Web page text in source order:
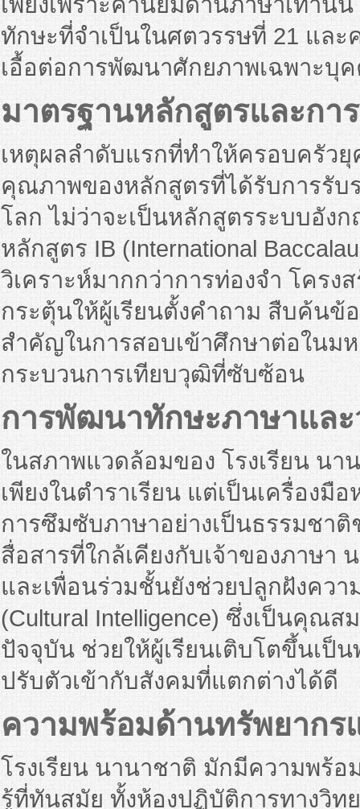
ทักษะที่จำเป็นในศตวรรษที่ 21 แล
เอื้อต่อการพัฒนาศักยภาพเฉพาะบุ
มาตรฐานหลักสูตรและกา
เหตุผลลำดับแรกที่ทำให้ครอบครัว
คุณภาพของหลักสูตรที่ได้รับการรับ
โลก ไม่ว่าจะเป็นหลักสูตรระบบอัง
หลักสูตร IB (International
วิเคราะห์มากกว่าการท่องจำ โคร
กระตุ้นให้ผู้เรียนตั้งคำถาม สืบค้นข้
สำคัญในการสอบเข้าศึกษาต่อในม
กระบวนการเทียบวุฒิที่ซับซ้อน
การพัฒนาทักษะภาษาแล
ในสภาพแวดล้อมของ โรงเรียน น
เพียงในตำราเรียน แต่เป็นเครื่อง
การซึมซับภาษาอย่างเป็นธรรมชา
สื่อสารที่ใกล้เคียงกับเจ้าของภาษ
และเพื่อนร่วมชั้นยังช่วยปลูกฝังคว
(Cultural Intelligence) ซึ่งเป็นคุณ
ปัจจุบัน ช่วยให้ผู้เรียนเติบโตขึ้นเป็
ปรับตัวเข้ากับสังคมที่แตกต่างได้ดี
ความพร้อมด้านทรัพยากร
โรงเรียน นานาชาติ มักมีความพร้
รู้ที่ทันสมัย ทั้งห้องปฏิบัติการทางวิ